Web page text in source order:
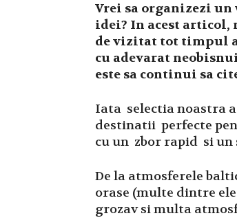
Vrei sa organizezi
idei? In acest articol,
de vizitat tot timpul
cu adevarat
este sa continui sa
Iata selectia noastra
destinatii perfecte
cu un zbor rapid si un
De la atmosferele
orase (multe dintre
grozav si multa